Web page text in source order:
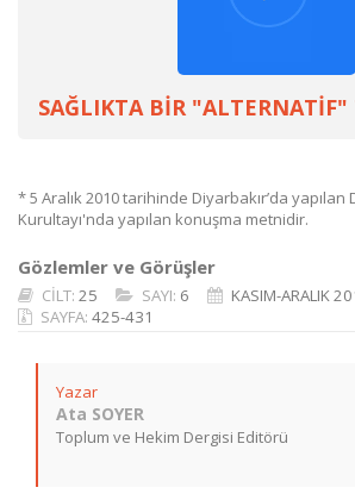
SAĞLIKTA BİR
* 5 Aralık 2010 tarihinde Diyarbakır’da yapılan
Kurultayı'nda yapılan konuşma metnidir.
Gözlemler ve Görüşler
CİLT: 25 SAYI: 6
KASIM-ARALIK
SAYFA: 425-431
Yazar
Ata SOYER
Toplum ve Hekim Dergisi Editörü